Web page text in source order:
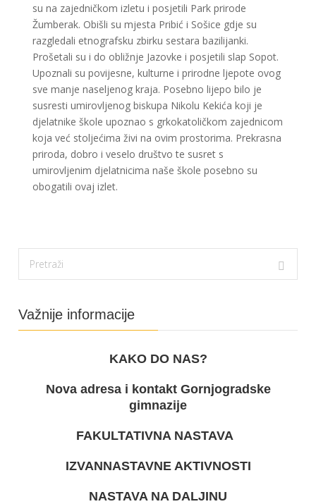
su na zajedničkom izletu i posjetili Park prirode
Žumberak. Obišli su mjesta Pribić i Sošice gdje su
razgledali etnografsku zbirku sestara bazilijanki.
Prošetali su i do obližnje Jazovke i posjetili slap Sopot.
Upoznali su povijesne, kulturne i prirodne ljepote ovog
sve manje naseljenog kraja. Posebno lijepo bilo je
susresti umirovljenog biskupa Nikolu Kekića koji je
djelatnike škole upoznao s grkokatoličkom zajednicom
koja već stoljećima živi na ovim prostorima. Prekrasna
priroda, dobro i veselo društvo te susret s
umirovljenim djelatnicima naše škole posebno su
obogatili ovaj izlet.
Važnije informacije
KAKO DO NAS?
Nova adresa i kontakt Gornjogradske
gimnazije
FAKULTATIVNA NASTAVA
IZVANNASTAVNE AKTIVNOSTI
NASTAVA NA DALJINU